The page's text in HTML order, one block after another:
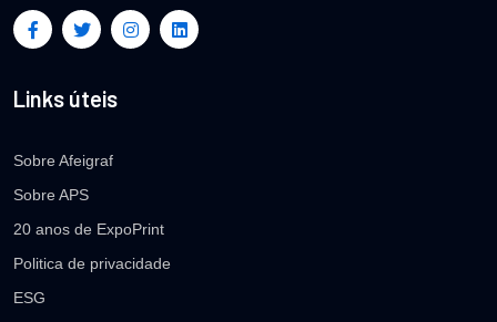
Links úteis
Sobre Afeigraf
Sobre APS
20 anos de ExpoPrint
Politica de privacidade
ESG